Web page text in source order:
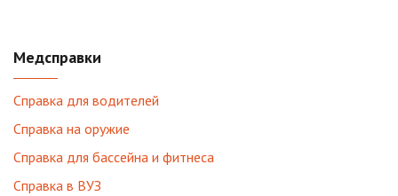
Медсправки
Справка для водителей
Справка на оружие
Справка для бассейна и фитнеса
Справка в ВУЗ